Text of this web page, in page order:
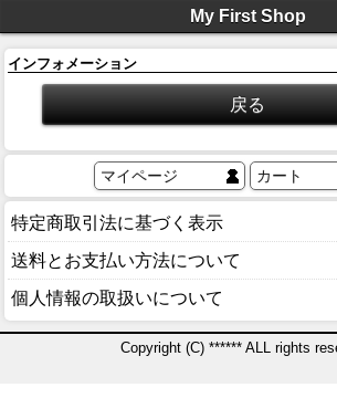
My First Shop
インフォメーション
マイページ カート
特定商取引法に基づく表示
送料とお支払い方法について
個人情報の取扱いについて
Copyright (C) ****** ALL rights